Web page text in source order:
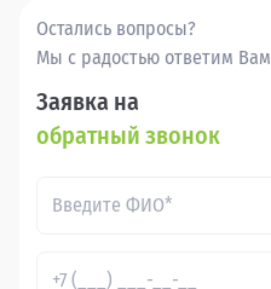
Остались вопросы?
Мы с радостью ответим Вам
Заявка на
обратный звонок